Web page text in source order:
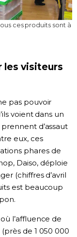
ces produits sont à
les visiteurs
pas pouvoir
voient dans un
d’assaut
eux, ces
phares de
Daiso, déploie
(chiffres d’avril
est beaucoup
l’affluence de
de 1 050 000